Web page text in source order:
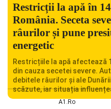
Restricții la apă în
România. Seceta
râurilor și pune
energetic
Restricțiile la apă afectează
din cauza secetei severe.
debitele râurilor și ale
scăzute, iar situația
Centralei Nucleare de la
A1.ro